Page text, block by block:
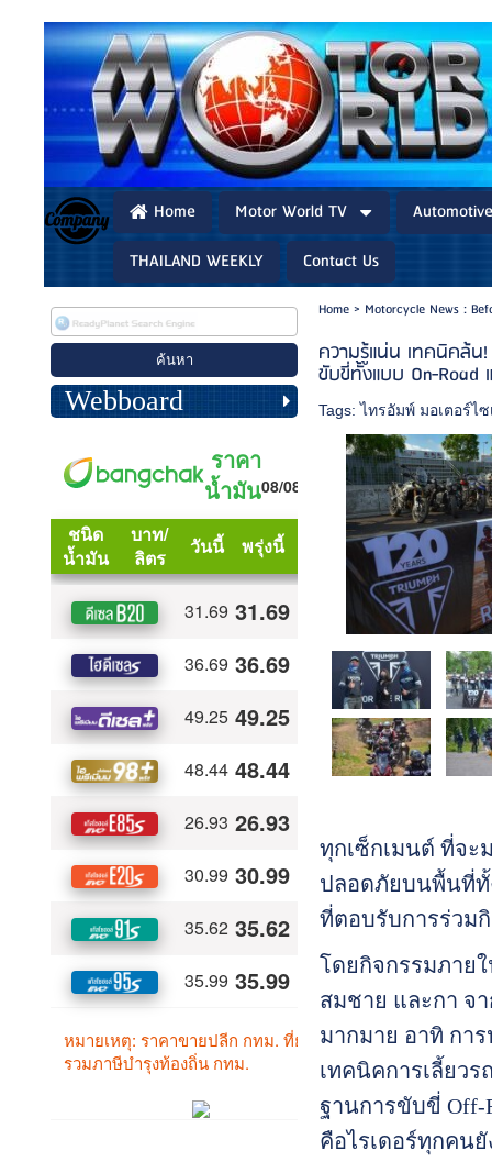
Home Motor World TV
THAILAND WEEKLY
Contact Us
Webboard
Home> Motorcycle News :
ความรู้แน่น เทคนิคล้น!
ขับขี่ทั้งแบบ On-Road
Tags:ไทรอัมพ์ มอเตอร์ไ
ทุกเซ็กเมนต์ ที่จะ
ปลอดภัยบนพื้นที่ทั้
ที่ตอบรับการร่วม
โดยกิจกรรมภาย
สมชาย และกา จ
มากมาย อาทิ กา
เทคนิคการเลี้ยว
ฐานการขับขี่ Off-
คือไรเดอร์ทุกคน